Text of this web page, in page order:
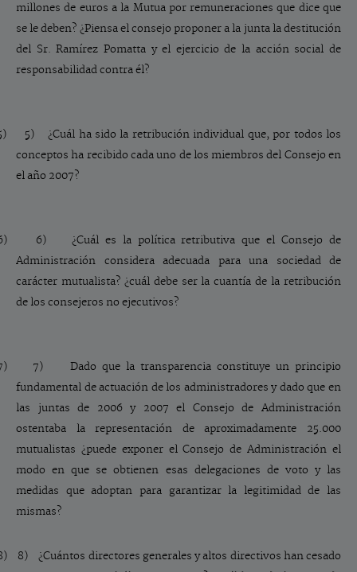
millones de euros a la Mutua por remuneraciones que dice que
se le deben? ¿Piensa el consejo proponer a la junta la destitución
del Sr. Ramírez Pomatta y el ejercicio de la acción social de
responsabilidad contra él?
5) ¿Cuál ha sido la retribución individual que, por todos los
conceptos ha recibido cada uno de los miembros del Consejo en
el año 2007?
6) ¿Cuál es la política retributiva que el Consejo de
Administración considera adecuada para una sociedad de
carácter mutualista? ¿cuál debe ser la cuantía de la retribución
de los consejeros no ejecutivos?
7) Dado que la transparencia constituye un principio
fundamental de actuación de los administradores y dado que en
las juntas de 2006 y 2007 el Consejo de Administración
ostentaba la representación de aproximadamente 25.000
mutualistas ¿puede exponer el Consejo de Administración el
modo en que se obtienen esas delegaciones de voto y las
medidas que adoptan para garantizar la legitimidad de las
mismas?
8) ¿Cuántos directores generales y altos directivos han cesado